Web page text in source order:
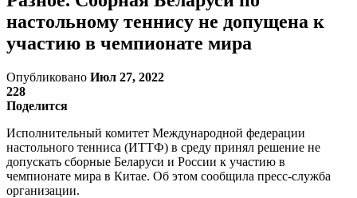
настольному теннису не допущена к
участию в чемпионате мира
Опубликовано Июл 27, 2022
228
Поделится
Исполнительный комитет Международной федерации
настольного тенниса (ИТТФ) в среду принял решение не
допускать сборные Беларуси и России к участию в
чемпионате мира в Китае. Об этом сообщила пресс-служба
организации.